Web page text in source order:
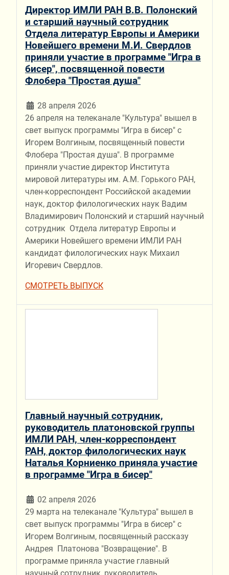
Директор ИМЛИ РАН В.В. Полонский
и старший научный сотрудник
Отдела литератур Европы и Америки
Новейшего времени М.И. Свердлов
приняли участие в программе "Игра в
бисер", посвященной повести
Флобера "Простая душа"
28 апреля 2026
26 апреля на телеканале "Культура" вышел в
свет выпуск программы "Игра в бисер" с
Игорем Волгиным, посвященный повести
Флобера "Простая душа". В программе
приняли участие директор Института
мировой литературы им. А.М. Горького РАН,
член-корреспондент Российской академии
наук, доктор филологических наук Вадим
Владимирович Полонский и старший научный
сотрудник Отдела литератур Европы и
Америки Новейшего времени ИМЛИ РАН
кандидат филологических наук Михаил
Игоревич Свердлов.
СМОТРЕТЬ ВЫПУСК
Главный научный сотрудник,
руководитель платоновской группы
ИМЛИ РАН, член-корреспондент
РАН, доктор филологических наук
Наталья Корниенко приняла участие
в программе "Игра в бисер"
02 апреля 2026
29 марта на телеканале "Культура" вышел в
свет выпуск программы "Игра в бисер" с
Игорем Волгиным, посвященный рассказу
Андрея Платонова "Возвращение". В
программе приняла участие главный